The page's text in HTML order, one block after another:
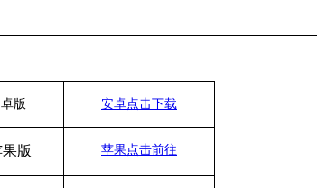
版 安卓点击下载
版 苹果点击前往